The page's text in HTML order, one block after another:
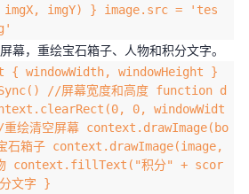
imgX, imgY) } image.src = 'tes
幕，重绘宝石箱子、人物和积分文字。
windowWidth, windowHeight }
//屏幕宽度和高度 function d
0, windowWidt
绘清空屏幕 context.drawImage(bo
箱子 context.drawImage(image,
context.fillText("积分" + scor
文字 }